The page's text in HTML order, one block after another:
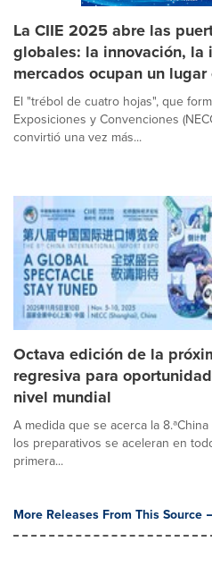
La CIIE 2025 abre las
globales: la innovación, la
mercados ocupan un lugar
El "trébol de cuatro hojas", que
Exposiciones y Convenciones
convirtió una vez más...
Octava edición de la
regresiva para
nivel mundial
A medida que se acerca la
los preparativos se aceleran en
primera...
More Releases From This Source